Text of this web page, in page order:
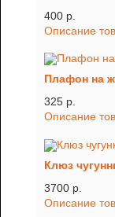
400 p.
Описание
Плафон на
325 p.
Описание
Клюз
3700 p.
Описание